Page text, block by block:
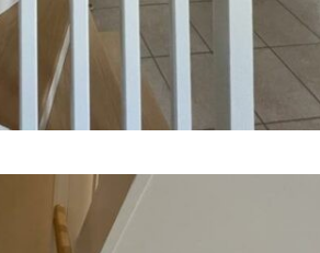
Assurer la sécurité, prévenir et
les erreurs, Fournir et présenter
contenu, Enregistrer et
confidentialité.